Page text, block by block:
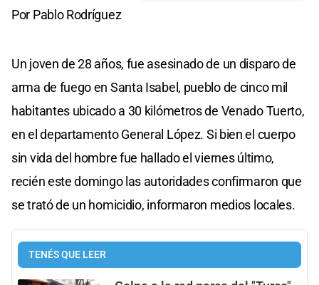
Por Pablo Rodríguez
Un joven de 28 años, fue asesinado de un disparo de
arma de fuego en Santa Isabel, pueblo de cinco mil
habitantes ubicado a 30 kilómetros de Venado Tuerto,
en el departamento General López. Si bien el cuerpo
sin vida del hombre fue hallado el viernes último,
recién este domingo las autoridades confirmaron que
se trató de un homicidio, informaron medios locales.
TENÉS QUE LEER